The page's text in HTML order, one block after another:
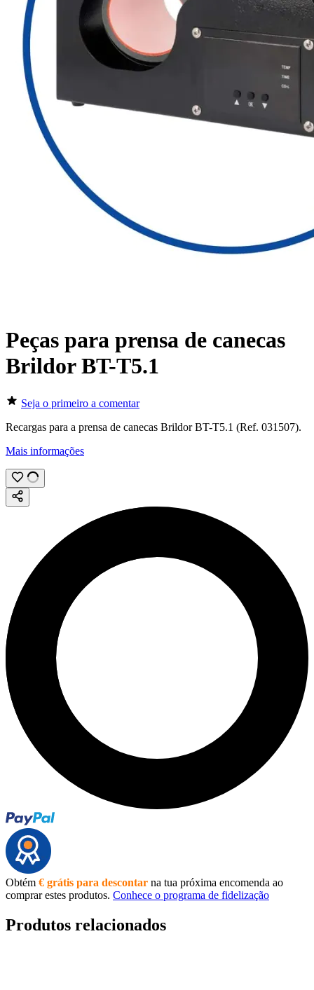
Peças para prensa de canecas
Brildor BT-T5.1
Seja o primeiro a comentar
Recargas para a prensa de canecas Brildor BT-T5.1 (Ref. 031507).
Mais informações
Obtém € grátis para descontar na tua próxima encomenda ao
comprar estes produtos. Conhece o programa de fidelização
Produtos relacionados